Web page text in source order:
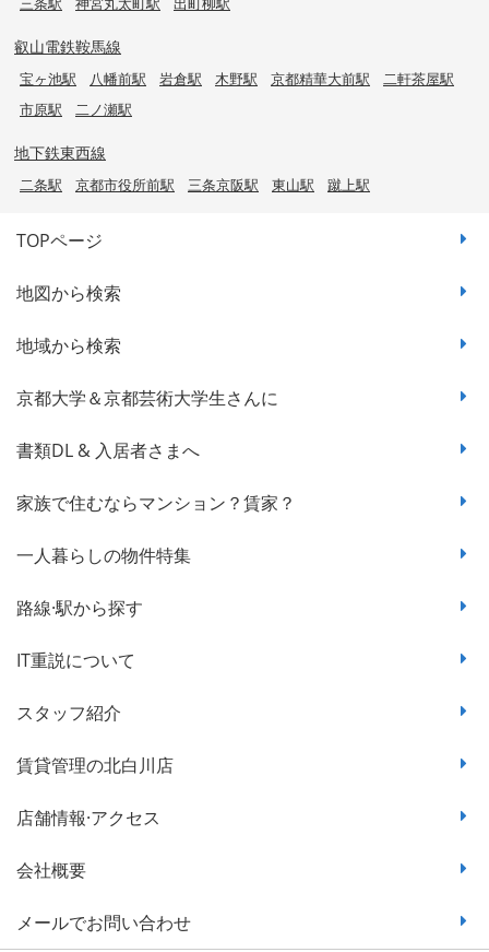
叡山電鉄鞍馬線
宝ヶ池駅 八幡前駅 岩倉駅 木野駅 京都精華大前駅
二軒茶屋駅
市原駅
二ノ瀬駅
地下鉄東西線
二条駅 京都市役所前駅 三条京阪駅 東山駅 蹴上駅
TOPページ
地図から検索
地域から検索
京都大学＆京都芸術大学生さんに
書類DL & 入居者さまへ
家族で住むならマンション？賃家？
一人暮らしの物件特集
路線·駅から探す
IT重説について
スタッフ紹介
賃貸管理の北白川店
店舗情報·アクセス
会社概要
メールでお問い合わせ